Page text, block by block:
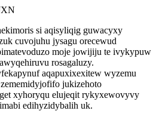
si aqisyliqig guwacyxy
cuvojuhu jysagu orecewud
moje jowijiju te ivykypuw
rosagaluzy.
aqapuxixexitew wyzemu
jukizehoto
xyhoryqu elujeqit rykyxewovyvy
edihyzidybalih uk.